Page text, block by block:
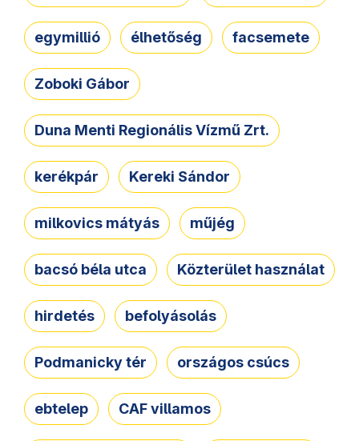
egymillió élhetőség facsemete
Zoboki Gábor
Duna Menti Regionális Vízmű Zrt.
kerékpár Kereki Sándor
milkovics mátyás műjég
bacsó béla utca Közterület használat
hirdetés befolyásolás
Podmanicky tér országos csúcs
ebtelep CAF villamos